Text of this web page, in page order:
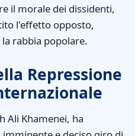
il morale dei dissidenti,
l'effetto opposto,
rabbia popolare.
Repressione
Ali Khamenei, ha